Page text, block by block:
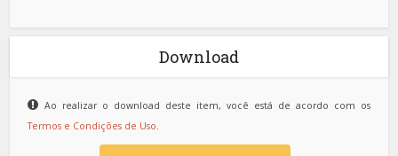
Download
Ao realizar o download deste item, você está de acordo com os
Termos e Condições de Uso